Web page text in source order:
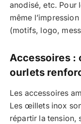
anodisé, etc. Pour
même
(motifs, logo,
Accessoires
ourlets
Les accessoires
Les œillets inox
répartir la tension,